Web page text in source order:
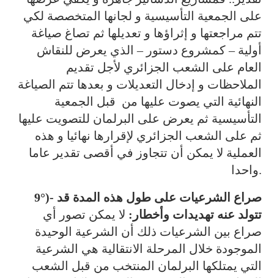
على الجمعية التأسيسية و لجانها المتخصصة لكي
تتم مراجعتها و إثراؤها و تعديلها ثم تصاغ صياغة
أولية – كمشروع دستور – الذي يعرض للنقاش
العام على الشعب الجزائري لأجل تقديم
الملاحظات و إدخال التعديلات و بعدها تتم الصياغة
النهائية التي يصوت عليها من قبل الجمعية
التأسيسية ثم يعرض على البرلمان للتصويت عليها
ثم على الشعب الجزائري لإقرارها نهائيا و هذه
العملية لا يمكن أن تتجاوز في أقصى تقدير عاما
واحدا.
9°)- صراع الشرعيات على طول هذه المدة قد
تتولد عنه تهديدات وأخطار: لا يمكن تصور أي
صراع بين الشرعيات ذلك أن الشرعية الوحيدة
الموجودة خلال المرحلة الانتقالية هي الشرعية
التي يمتلكها البرلمان المنتخب من قبل الشعب